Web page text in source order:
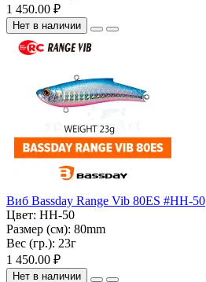
1 450.00 ₽
Нет в наличии
Виб Bassday Range Vib 80ES #HH-50
Цвет: HH-50
Размер (см): 80mm
Вес (гр.): 23г
1 450.00 ₽
Нет в наличии